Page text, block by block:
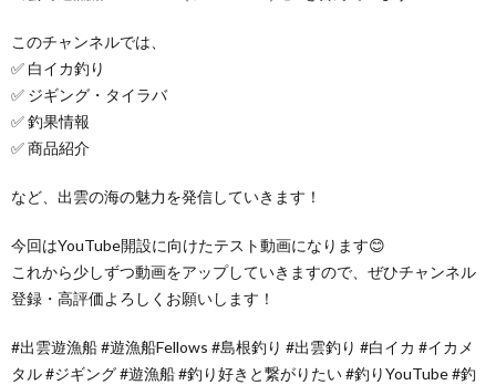
このチャンネルでは、
✅ 白イカ釣り
✅ ジギング・タイラバ
✅ 釣果情報
✅ 商品紹介
など、出雲の海の魅力を発信していきます！
今回はYouTube開設に向けたテスト動画になります😊
これから少しずつ動画をアップしていきますので、ぜひチャンネル
登録・高評価よろしくお願いします！
#出雲遊漁船 #遊漁船Fellows #島根釣り #出雲釣り #白イカ #イカメ
タル #ジギング #遊漁船 #釣り好きと繋がりたい #釣りYouTube #釣